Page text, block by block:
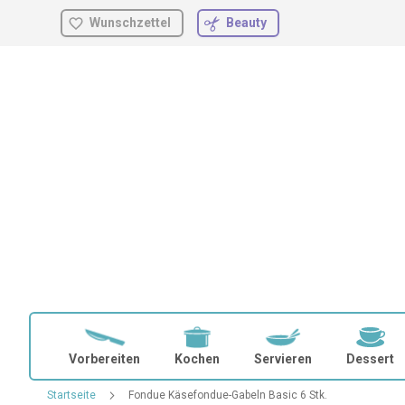
Zum
Wunschzettel Beauty
Vorbereiten Kochen Servieren Dessert
Startseite Fondue Käsefondue-Gabeln Basic 6 Stk.